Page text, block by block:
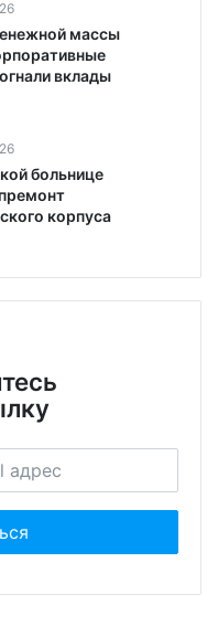
массы
вклады
больнице
корпуса